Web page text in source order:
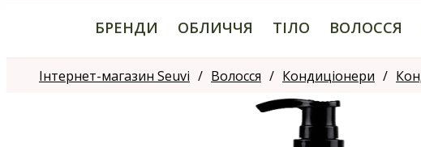
БРЕНДИ ОБЛИЧЧЯ ТІЛО ВОЛОССЯ
Інтернет-магазин Seuvi Волосся Кондиціонери